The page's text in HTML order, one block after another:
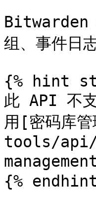
Bitwarden
组、事件日
{% hint
此 API 不支
用[密码库
tools/api/
{%